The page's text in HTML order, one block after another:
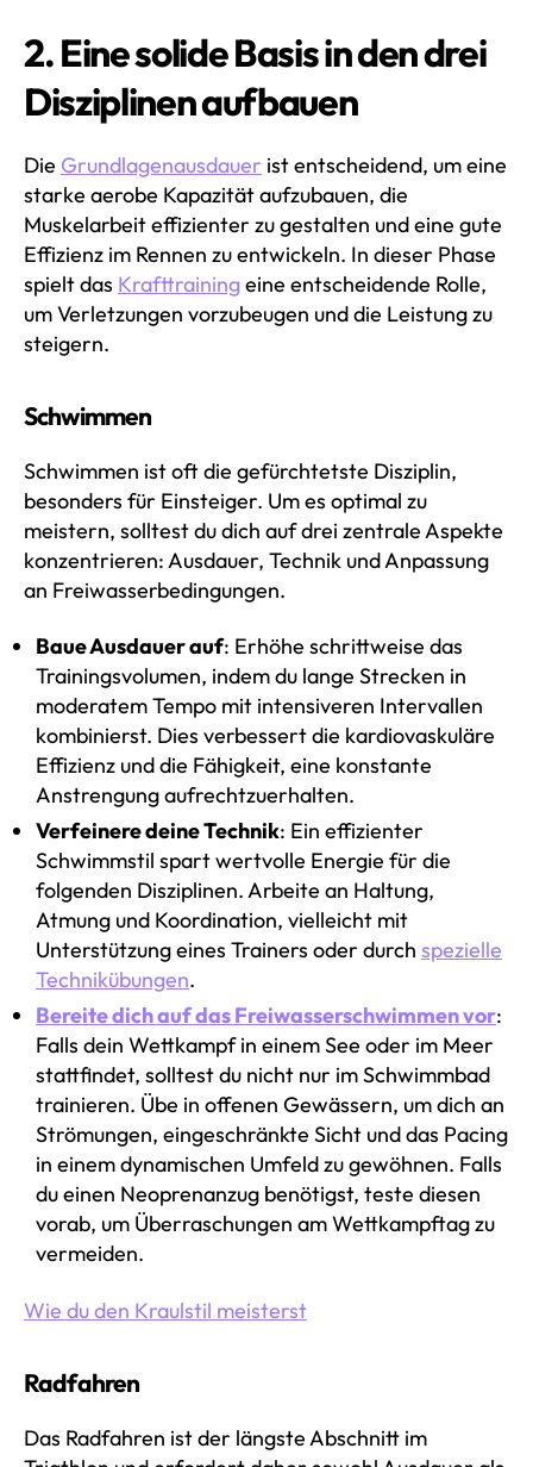
2. Eine solide Basis in den drei
Disziplinen aufbauen
Die Grundlagenausdauer ist entscheidend, um eine
starke aerobe Kapazität aufzubauen, die
Muskelarbeit effizienter zu gestalten und eine gute
Effizienz im Rennen zu entwickeln. In dieser Phase
spielt das Krafttrainingeine entscheidende Rolle,
um Verletzungen vorzubeugen und die Leistung zu
steigern.
Schwimmen
Schwimmen ist oft die gefürchtetste Disziplin,
besonders für Einsteiger. Um es optimal zu
meistern, solltest du dich auf drei zentrale Aspekte
konzentrieren: Ausdauer, Technik und Anpassung
an Freiwasserbedingungen.
Baue Ausdauer auf: Erhöhe schrittweise das
Trainingsvolumen, indem du lange Strecken in
moderatem Tempo mit intensiveren Intervallen
kombinierst. Dies verbessert die kardiovaskuläre
Effizienz und die Fähigkeit, eine konstante
Anstrengung aufrechtzuerhalten.
Verfeinere deine Technik: Ein effizienter
Schwimmstil spart wertvolle Energie für die
folgenden Disziplinen. Arbeite an Haltung,
Atmung und Koordination, vielleicht mit
Unterstützung eines Trainers oder durch spezielle
Technikübungen.
Bereite dich auf das Freiwasserschwimmen vor:
Falls dein Wettkampf in einem See oder im Meer
stattfindet, solltest du nicht nur im Schwimmbad
trainieren. Übe in offenen Gewässern, um dich an
Strömungen, eingeschränkte Sicht und das Pacing
in einem dynamischen Umfeld zu gewöhnen. Falls
du einen Neoprenanzug benötigst, teste diesen
vorab, um Überraschungen am Wettkampftag zu
vermeiden.
Wie du den Kraulstil meisterst
Radfahren
Das Radfahren ist der längste Abschnitt im